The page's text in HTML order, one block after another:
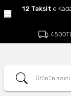
12 Taksit e